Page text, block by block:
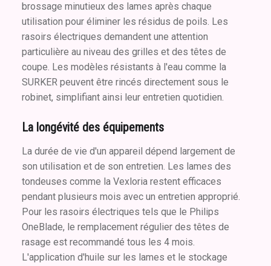
brossage minutieux des lames après chaque
utilisation pour éliminer les résidus de poils. Les
rasoirs électriques demandent une attention
particulière au niveau des grilles et des têtes de
coupe. Les modèles résistants à l'eau comme la
SURKER peuvent être rincés directement sous le
robinet, simplifiant ainsi leur entretien quotidien.
La longévité des équipements
La durée de vie d'un appareil dépend largement de
son utilisation et de son entretien. Les lames des
tondeuses comme la Vexloria restent efficaces
pendant plusieurs mois avec un entretien approprié.
Pour les rasoirs électriques tels que le Philips
OneBlade, le remplacement régulier des têtes de
rasage est recommandé tous les 4 mois.
L'application d'huile sur les lames et le stockage